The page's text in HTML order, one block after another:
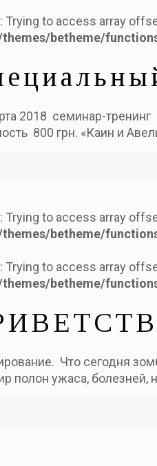
: Trying to access array
betheme/
2018 семинар-
800 грн. «Каин и
: Trying to access array
betheme/
: Trying to access array
betheme/
Что сегодня
полон ужаса, болезней,